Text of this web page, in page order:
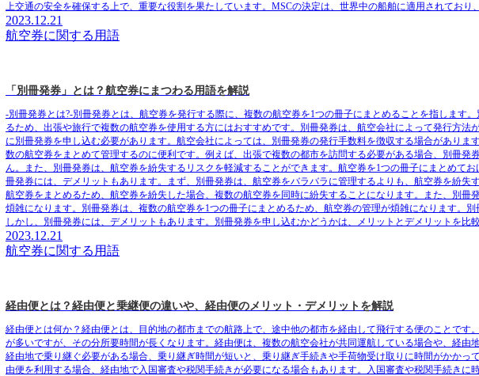
上交通の安全を確保する上で、重要な役割を果たしています。MSCの決定は、世界中の船舶に適用されており
2023.12.21
航空券に関する用語
「別冊発券」とは？航空券にまつわる用語を解説
-別冊発券とは?-別冊発券とは、航空券を発行する際に、複数の航空券を1つの冊子にまとめることを指します
るため、出張や旅行で複数の航空券を使用する方にはおすすめです。別冊発券は、航空会社によって発行方法
に別冊発券を申し込む必要があります。航空会社によっては、別冊発券の発行手数料を徴収する場合がありま
数の航空券をまとめて管理するのに便利です。例えば、出張で複数の都市を訪問する必要がある場合、別冊
ん。また、別冊発券は、航空券を紛失するリスクを軽減することができます。航空券を1つの冊子にまとめて
冊発券には、デメリットもあります。まず、別冊発券は、航空券をバラバラに管理するよりも、航空券を紛失
航空券をまとめるため、航空券を紛失した場合、複数の航空券を同時に紛失することになります。また、別
煩雑になります。別冊発券は、複数の航空券を1つの冊子にまとめるため、航空券の管理が煩雑になります。
しかし、別冊発券には、デメリットもあります。別冊発券を申し込むかどうかは、メリットとデメリットを比
2023.12.21
航空券に関する用語
経由便とは？経由便と乗継便の違いや、経由便のメリット・デメリットを解説
経由便とは何か？経由便とは、目的地の都市までの航路上で、途中他の都市を経由して飛行する便のことです
が多いですが、その分所要時間が長くなります。経由便は、複数の航空会社が共同運航している場合や、経由
経由地で乗り継ぐ必要がある場合、乗り継ぎ時間が短いと、乗り継ぎ手続きや手荷物受け取りに時間がかか
由便を利用する場合、経由地で入国審査や税関手続きが必要になる場合もあります。入国審査や税関手続きに